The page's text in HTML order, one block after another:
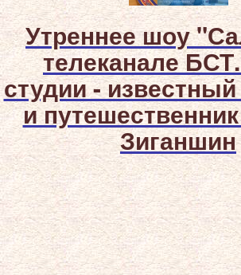
Утреннее шоу
телеканале
студии -
и
Зиганшин